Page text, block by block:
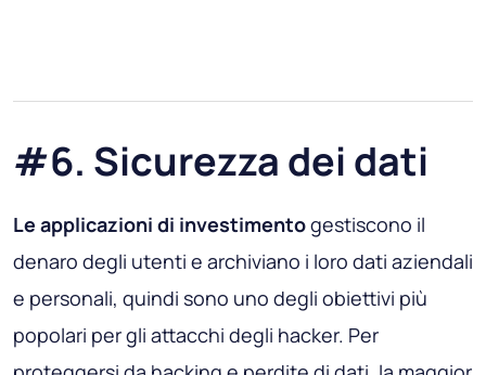
#6. Sicurezza dei dati
Le applicazioni di investimentogestiscono il
denaro degli utenti e archiviano i loro dati aziendali
e personali, quindi sono uno degli obiettivi più
popolari per gli attacchi degli hacker. Per